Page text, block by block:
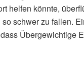
helfen könnte,
schwer zu fallen.
Übergewichtige